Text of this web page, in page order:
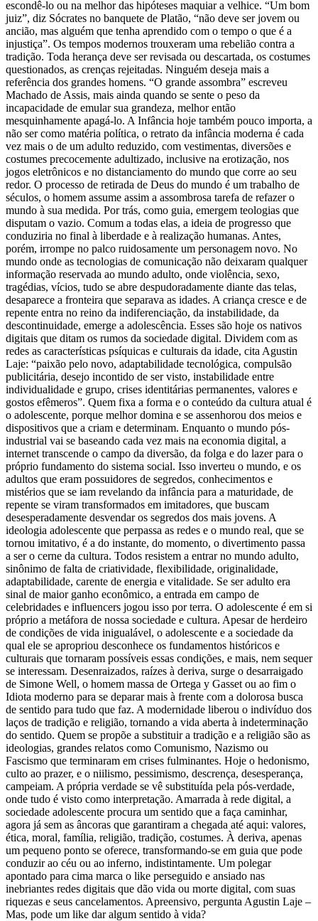
escondê-lo ou na melhor das hipóteses maquiar a velhice. “Um bom
juiz”, diz Sócrates no banquete de Platão, “não deve ser jovem ou
ancião, mas alguém que tenha aprendido com o tempo o que é a
injustiça”. Os tempos modernos trouxeram uma rebelião contra a
tradição. Toda herança deve ser revisada ou descartada, os costumes
questionados, as crenças rejeitadas. Ninguém deseja mais a
referência dos grandes homens. “O grande assombra” escreveu
Machado de Assis, mais ainda quando se sente o peso da
incapacidade de emular sua grandeza, melhor então
mesquinhamente apagá-lo. A Infância hoje também pouco importa, a
não ser como matéria política, o retrato da infância moderna é cada
vez mais o de um adulto reduzido, com vestimentas, diversões e
costumes precocemente adultizado, inclusive na erotização, nos
jogos eletrônicos e no distanciamento do mundo que corre ao seu
redor. O processo de retirada de Deus do mundo é um trabalho de
séculos, o homem assume assim a assombrosa tarefa de refazer o
mundo à sua medida. Por trás, como guia, emergem teologias que
disputam o vazio. Comum a todas elas, a ideia de progresso que
conduziria no final à liberdade e à realização humanas. Antes,
porém, irrompe no palco ruidosamente um personagem novo. No
mundo onde as tecnologias de comunicação não deixaram qualquer
informação reservada ao mundo adulto, onde violência, sexo,
tragédias, vícios, tudo se abre despudoradamente diante das telas,
desaparece a fronteira que separava as idades. A criança cresce e de
repente entra no reino da indiferenciação, da instabilidade, da
descontinuidade, emerge a adolescência. Esses são hoje os nativos
digitais que ditam os rumos da sociedade digital. Dividem com as
redes as características psíquicas e culturais da idade, cita Agustin
Laje: “paixão pelo novo, adaptabilidade tecnológica, compulsão
publicitária, desejo incontido de ser visto, instabilidade entre
individualidade e grupo, crises identitárias permanentes, valores e
gostos efêmeros”. Quem fixa a forma e o conteúdo da cultura atual é
o adolescente, porque melhor domina e se assenhorou dos meios e
dispositivos que a criam e determinam. Enquanto o mundo pós-
industrial vai se baseando cada vez mais na economia digital, a
internet transcende o campo da diversão, da folga e do lazer para o
próprio fundamento do sistema social. Isso inverteu o mundo, e os
adultos que eram possuidores de segredos, conhecimentos e
mistérios que se iam revelando da infância para a maturidade, de
repente se viram transformados em imitadores, que buscam
desesperadamente desvendar os segredos dos mais jovens. A
ideologia adolescente que perpassa as redes e o mundo real, que se
tornou imitativo, é a do instante, do momento, o divertimento passa
a ser o cerne da cultura. Todos resistem a entrar no mundo adulto,
sinônimo de falta de criatividade, flexibilidade, originalidade,
adaptabilidade, carente de energia e vitalidade. Se ser adulto era
sinal de maior ganho econômico, a entrada em campo de
celebridades e influencers jogou isso por terra. O adolescente é em si
próprio a metáfora de nossa sociedade e cultura. Apesar de herdeiro
de condições de vida inigualável, o adolescente e a sociedade da
qual ele se apropriou desconhece os fundamentos históricos e
culturais que tornaram possíveis essas condições, e mais, nem sequer
se interessam. Desenraizados, raízes à deriva, surge o desarraigado
de Simone Well, o homem massa de Ortega y Gasset ou ao fim o
Idiota moderno para se deparar mais à frente com a dolorosa busca
de sentido para tudo que faz. A modernidade liberou o indivíduo dos
laços de tradição e religião, tornando a vida aberta à indeterminação
do sentido. Quem se propõe a substituir a tradição e a religião são as
ideologias, grandes relatos como Comunismo, Nazismo ou
Fascismo que terminaram em crises fulminantes. Hoje o hedonismo,
culto ao prazer, e o niilismo, pessimismo, descrença, desesperança,
campeiam. A própria verdade se vê substituída pela pós-verdade,
onde tudo é visto como interpretação. Amarrada à rede digital, a
sociedade adolescente procura um sentido que a faça caminhar,
agora já sem as âncoras que garantiram a chegada até aqui: valores,
ética, moral, família, religião, tradição, costumes. À deriva, apenas
um pequeno ponto se oferece, transformando-se em guia que pode
conduzir ao céu ou ao inferno, indistintamente. Um polegar
apontado para cima marca o like perseguido e ansiado nas
inebriantes redes digitais que dão vida ou morte digital, com suas
riquezas e seus cancelamentos. Apreensivo, pergunta Agustin Laje –
Mas, pode um like dar algum sentido à vida?